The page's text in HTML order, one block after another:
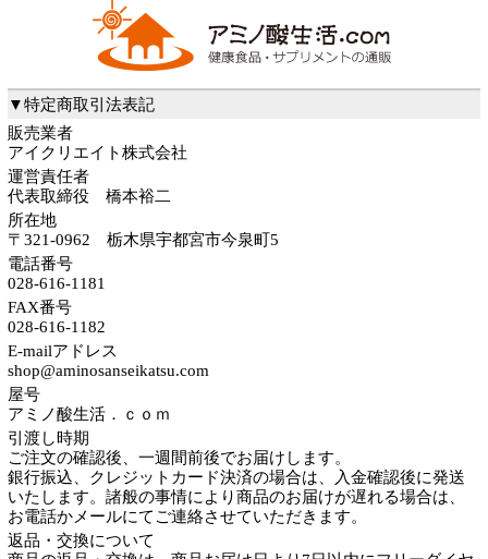
▼特定商取引法表記
販売業者
アイクリエイト株式会社
運営責任者
代表取締役 橋本裕二
所在地
〒321-0962 栃木県宇都宮市今泉町5
電話番号
028-616-1181
FAX番号
028-616-1182
E-mailアドレス
shop@aminosanseikatsu.com
屋号
アミノ酸生活．ｃｏｍ
引渡し時期
ご注文の確認後、一週間前後でお届けします。
銀行振込、クレジットカード決済の場合は、入金確認後に発送
いたします。諸般の事情により商品のお届けが遅れる場合は、
お電話かメールにてご連絡させていただきます。
返品・交換について